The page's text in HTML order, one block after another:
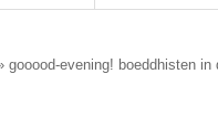
gooood-evening! boeddhisten